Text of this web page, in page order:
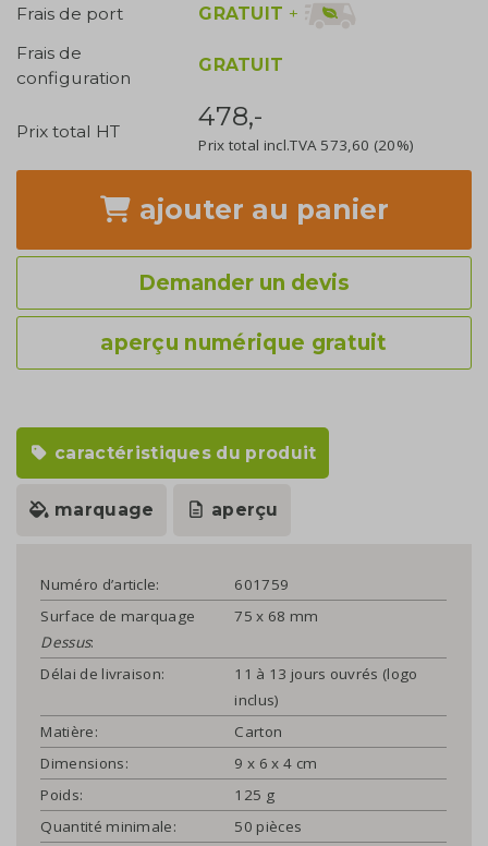
Frais de port
GRATUIT +
Frais de
configuration
GRATUIT
Prix total HT 478,-
Prix total incl.TVA 573,60 (20%)
ajouter au panier
Demander un devis
aperçu numérique gratuit
caractéristiques du produit
marquage aperçu
Numéro d’article:
601759
Surface de marquage
Dessus:
75 x 68 mm
Délai de livraison:
11 à 13 jours ouvrés (logo
inclus)
Matière:
Carton
Dimensions:
9 x 6 x 4 cm
Poids:
125 g
Quantité minimale:
50 pièces